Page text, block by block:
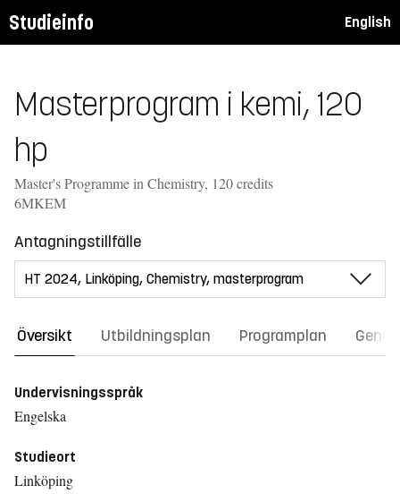
Studieinfo English
Masterprogram i kemi, 120
hp
Master's Programme in Chemistry, 120 credits
6MKEM
Antagningstillfälle
Översikt Utbildningsplan Programplan
Undervisningsspråk
Engelska
Studieort
Linköping